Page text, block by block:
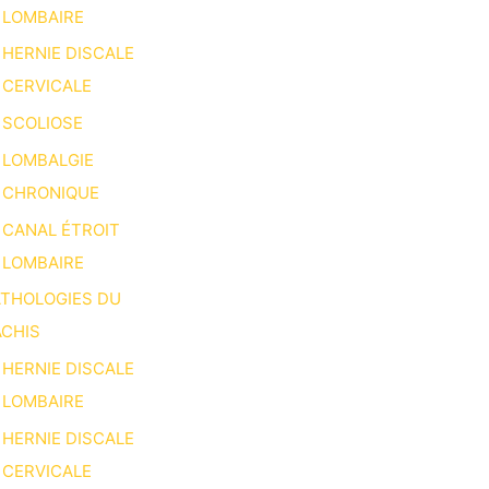
LOMBAIRE
HERNIE DISCALE
CERVICALE
SCOLIOSE
LOMBALGIE
CHRONIQUE
CANAL ÉTROIT
LOMBAIRE
DU
HERNIE DISCALE
LOMBAIRE
HERNIE DISCALE
CERVICALE